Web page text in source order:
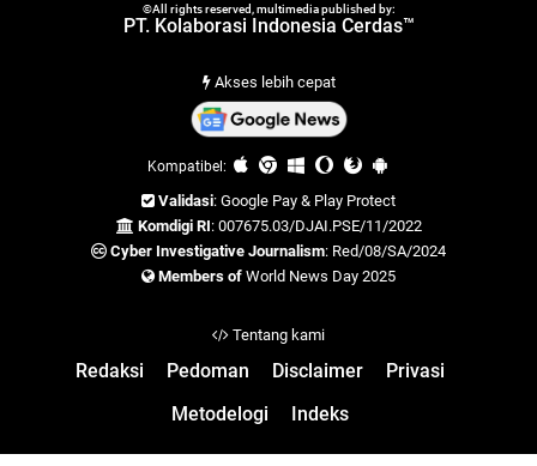
©All rights reserved, multimedia published by:
PT. Kolaborasi Indonesia Cerdas™
Akses lebih cepat
Kompatibel:
Validasi: Google Pay & Play Protect
Komdigi RI: 007675.03/DJAI.PSE/11/2022
Cyber Investigative Journalism: Red/08/SA/2024
Members of World News Day 2025
Tentang kami
Redaksi Pedoman Disclaimer
Privasi
Metodelogi
Indeks